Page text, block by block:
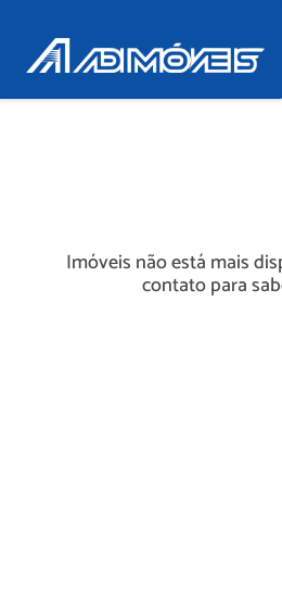
Imóveis não está mais
contato para